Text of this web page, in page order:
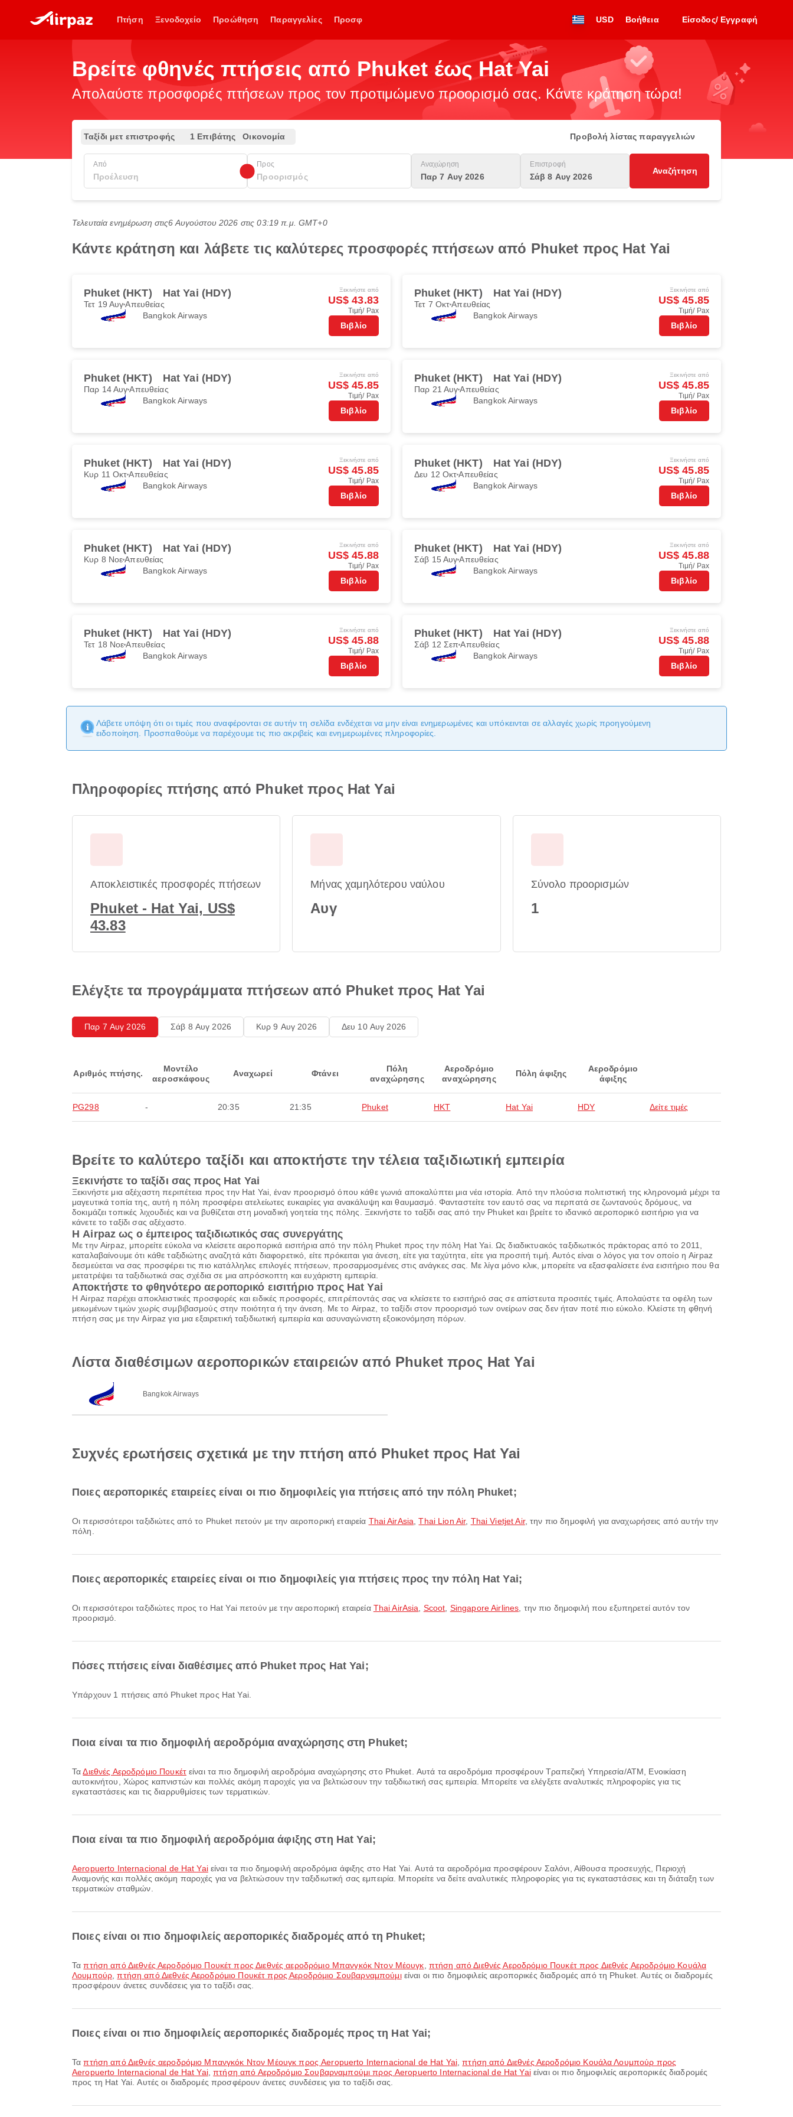
Πτήση Ξενοδοχείο Προώθηση Παραγγελίες Προσφ USD Βοήθεια Είσοδος/ Εγγραφή
Βρείτε φθηνές πτήσεις από Phuket έως Hat Yai
Απολαύστε προσφορές πτήσεων προς τον προτιμώμενο προορισμό σας. Κάντε κράτηση τώρα!
Ταξίδι μετ επιστροφής 1 Επιβάτης Οικονομία Προβολή λίστας παραγγελιών
Από Προς Αναχώρηση
Παρ 7 Αυγ 2026
Επιστροφή
Σάβ 8 Αυγ 2026
Αναζήτηση
Τελευταία ενημέρωση στις6 Αυγούστου 2026 στις 03:19 π.μ. GMT+0
Κάντε κράτηση και λάβετε τις καλύτερες προσφορές πτήσεων από Phuket προς Hat Yai
Phuket (HKT) Hat Yai (HDY)
Τετ 19 ΑυγΑπευθείας
Bangkok Airways
Ξεκινήστε από
US$ 43.83
Τιμή/ Pax
Βιβλίο
Phuket (HKT) Hat Yai (HDY)
Τετ 7 ΟκτΑπευθείας
Bangkok Airways
Ξεκινήστε από
US$ 45.85
Τιμή/ Pax
Βιβλίο
Phuket (HKT) Hat Yai (HDY)
Παρ 14 ΑυγΑπευθείας
Bangkok Airways
Ξεκινήστε από
US$ 45.85
Τιμή/ Pax
Βιβλίο
Phuket (HKT) Hat Yai (HDY)
Παρ 21 ΑυγΑπευθείας
Bangkok Airways
Ξεκινήστε από
US$ 45.85
Τιμή/ Pax
Βιβλίο
Phuket (HKT) Hat Yai (HDY)
Κυρ 11 ΟκτΑπευθείας
Bangkok Airways
Ξεκινήστε από
US$ 45.85
Τιμή/ Pax
Βιβλίο
Phuket (HKT) Hat Yai (HDY)
Δευ 12 ΟκτΑπευθείας
Bangkok Airways
Ξεκινήστε από
US$ 45.85
Τιμή/ Pax
Βιβλίο
Phuket (HKT) Hat Yai (HDY)
Κυρ 8 ΝοεΑπευθείας
Bangkok Airways
Ξεκινήστε από
US$ 45.88
Τιμή/ Pax
Βιβλίο
Phuket (HKT) Hat Yai (HDY)
Σάβ 15 ΑυγΑπευθείας
Bangkok Airways
Ξεκινήστε από
US$ 45.88
Τιμή/ Pax
Βιβλίο
Phuket (HKT) Hat Yai (HDY)
Τετ 18 ΝοεΑπευθείας
Bangkok Airways
Ξεκινήστε από
US$ 45.88
Τιμή/ Pax
Βιβλίο
Phuket (HKT) Hat Yai (HDY)
Σάβ 12 ΣεπΑπευθείας
Bangkok Airways
Ξεκινήστε από
US$ 45.88
Τιμή/ Pax
Βιβλίο
Λάβετε υπόψη ότι οι τιμές που αναφέρονται σε αυτήν τη σελίδα ενδέχεται να μην είναι ενημερωμένες και υπόκεινται σε αλλαγές χωρίς προηγούμενη
ειδοποίηση. Προσπαθούμε να παρέχουμε τις πιο ακριβείς και ενημερωμένες πληροφορίες.
Πληροφορίες πτήσης από Phuket προς Hat Yai
Αποκλειστικές προσφορές πτήσεων
Phuket - Hat Yai, US$
43.83
Μήνας χαμηλότερου ναύλου
Αυγ
Σύνολο προορισμών
1
Ελέγξτε τα προγράμματα πτήσεων από Phuket προς Hat Yai
Παρ 7 Αυγ 2026 Σάβ 8 Αυγ 2026 Κυρ 9 Αυγ 2026 Δευ 10 Αυγ 2026
Αριθμός πτήσης.
Μοντέλο
αεροσκάφους
Αναχωρεί Φτάνει
Πόλη
αναχώρησης
Αεροδρόμιο
αναχώρησης
Πόλη άφιξης
Αεροδρόμιο
άφιξης
PG298 - 20:35 21:35 Phuket HKT Hat Yai HDY Δείτε τιμές
Βρείτε το καλύτερο ταξίδι και αποκτήστε την τέλεια ταξιδιωτική εμπειρία
Ξεκινήστε το ταξίδι σας προς Hat Yai
Ξεκινήστε μια αξέχαστη περιπέτεια προς την Hat Yai, έναν προορισμό όπου κάθε γωνιά αποκαλύπτει μια νέα ιστορία. Από την πλούσια πολιτιστική της κληρονομιά μέχρι τα
μαγευτικά τοπία της, αυτή η πόλη προσφέρει ατελείωτες ευκαιρίες για ανακάλυψη και θαυμασμό. Φανταστείτε τον εαυτό σας να περπατά σε ζωντανούς δρόμους, να
δοκιμάζει τοπικές λιχουδιές και να βυθίζεται στη μοναδική γοητεία της πόλης. Ξεκινήστε το ταξίδι σας από την Phuket και βρείτε το ιδανικό αεροπορικό εισιτήριο για να
κάνετε το ταξίδι σας αξέχαστο.
Η Airpaz ως ο έμπειρος ταξιδιωτικός σας συνεργάτης
Με την Airpaz, μπορείτε εύκολα να κλείσετε αεροπορικά εισιτήρια από την πόλη Phuket προς την πόλη Hat Yai. Ως διαδικτυακός ταξιδιωτικός πράκτορας από το 2011,
καταλαβαίνουμε ότι κάθε ταξιδιώτης αναζητά κάτι διαφορετικό, είτε πρόκειται για άνεση, είτε για ταχύτητα, είτε για προσιτή τιμή. Αυτός είναι ο λόγος για τον οποίο η Airpaz
δεσμεύεται να σας προσφέρει τις πιο κατάλληλες επιλογές πτήσεων, προσαρμοσμένες στις ανάγκες σας. Με λίγα μόνο κλικ, μπορείτε να εξασφαλίσετε ένα εισιτήριο που θα
μετατρέψει τα ταξιδιωτικά σας σχέδια σε μια απρόσκοπτη και ευχάριστη εμπειρία.
Αποκτήστε το φθηνότερο αεροπορικό εισιτήριο προς Hat Yai
Η Airpaz παρέχει αποκλειστικές προσφορές και ειδικές προσφορές, επιτρέποντάς σας να κλείσετε το εισιτήριό σας σε απίστευτα προσιτές τιμές. Απολαύστε τα οφέλη των
μειωμένων τιμών χωρίς συμβιβασμούς στην ποιότητα ή την άνεση. Με το Airpaz, το ταξίδι στον προορισμό των ονείρων σας δεν ήταν ποτέ πιο εύκολο. Κλείστε τη φθηνή
πτήση σας με την Airpaz για μια εξαιρετική ταξιδιωτική εμπειρία και ασυναγώνιστη εξοικονόμηση πόρων.
Λίστα διαθέσιμων αεροπορικών εταιρειών από Phuket προς Hat Yai
Bangkok Airways
Συχνές ερωτήσεις σχετικά με την πτήση από Phuket προς Hat Yai
Ποιες αεροπορικές εταιρείες είναι οι πιο δημοφιλείς για πτήσεις από την πόλη Phuket;
Οι περισσότεροι ταξιδιώτες από το Phuket πετούν με την αεροπορική εταιρεία Thai AirAsia ,Thai Lion Air, Thai Vietjet Air, την πιο δημοφιλή για αναχωρήσεις από αυτήν την
πόλη.
Ποιες αεροπορικές εταιρείες είναι οι πιο δημοφιλείς για πτήσεις προς την πόλη Hat Yai;
Οι περισσότεροι ταξιδιώτες προς το Hat Yai πετούν με την αεροπορική εταιρεία Thai AirAsia Scoot Singapore Airlines , την πιο δημοφιλή που εξυπηρετεί αυτόν τον
προορισμό.
Πόσες πτήσεις είναι διαθέσιμες από Phuket προς Hat Yai;
Υπάρχουν 1 πτήσεις από Phuket προς Hat Yai.
Ποια είναι τα πιο δημοφιλή αεροδρόμια αναχώρησης στη Phuket;
ΤαΔιεθνές Αεροδρόμιο Πουκέτείναι τα πιο δημοφιλή αεροδρόμια αναχώρησης στο Phuket. Αυτά τα αεροδρόμια προσφέρουν Τραπεζική Υπηρεσία/ΑΤΜ, Ενοικίαση
αυτοκινήτου, Χώρος καπνιστών και πολλές ακόμη παροχές για να βελτιώσουν την ταξιδιωτική σας εμπειρία. Μπορείτε να ελέγξετε αναλυτικές πληροφορίες για τις
εγκαταστάσεις και τις διαρρυθμίσεις των τερματικών.
Ποια είναι τα πιο δημοφιλή αεροδρόμια άφιξης στη Hat Yai;
Aeropuerto Internacional de Hat Yaiείναι τα πιο δημοφιλή αεροδρόμια άφιξης στο Hat Yai. Αυτά τα αεροδρόμια προσφέρουν Σαλόνι, Αίθουσα προσευχής, Περιοχή
Αναμονής και πολλές ακόμη παροχές για να βελτιώσουν την ταξιδιωτική σας εμπειρία. Μπορείτε να δείτε αναλυτικές πληροφορίες για τις εγκαταστάσεις και τη διάταξη των
τερματικών σταθμών.
Ποιες είναι οι πιο δημοφιλείς αεροπορικές διαδρομές από τη Phuket;
Ταπτήση από Διεθνές Αεροδρόμιο Πουκέτ προς Διεθνές αεροδρόμιο Μπανγκόκ Ντον Μέουγκ πτήση από Διεθνές Αεροδρόμιο Πουκέτ προς Διεθνές Αεροδρόμιο Κουάλα
Λουμπούρ ,πτήση από Διεθνές Αεροδρόμιο Πουκέτ προς Αεροδρόμιο Σουβαρναμπούμιείναι οι πιο δημοφιλείς αεροπορικές διαδρομές από τη Phuket. Αυτές οι διαδρομές
προσφέρουν άνετες συνδέσεις για το ταξίδι σας.
Ποιες είναι οι πιο δημοφιλείς αεροπορικές διαδρομές προς τη Hat Yai;
Ταπτήση από Διεθνές αεροδρόμιο Μπανγκόκ Ντον Μέουγκ προς Aeropuerto Internacional de Hat Yai ,πτήση από Διεθνές Αεροδρόμιο Κουάλα Λουμπούρ προς
Aeropuerto Internacional de Hat Yai,πτήση από Αεροδρόμιο Σουβαρναμπούμι προς Aeropuerto Internacional de Hat Yaiείναι οι πιο δημοφιλείς αεροπορικές διαδρομές
προς τη Hat Yai. Αυτές οι διαδρομές προσφέρουν άνετες συνδέσεις για το ταξίδι σας.